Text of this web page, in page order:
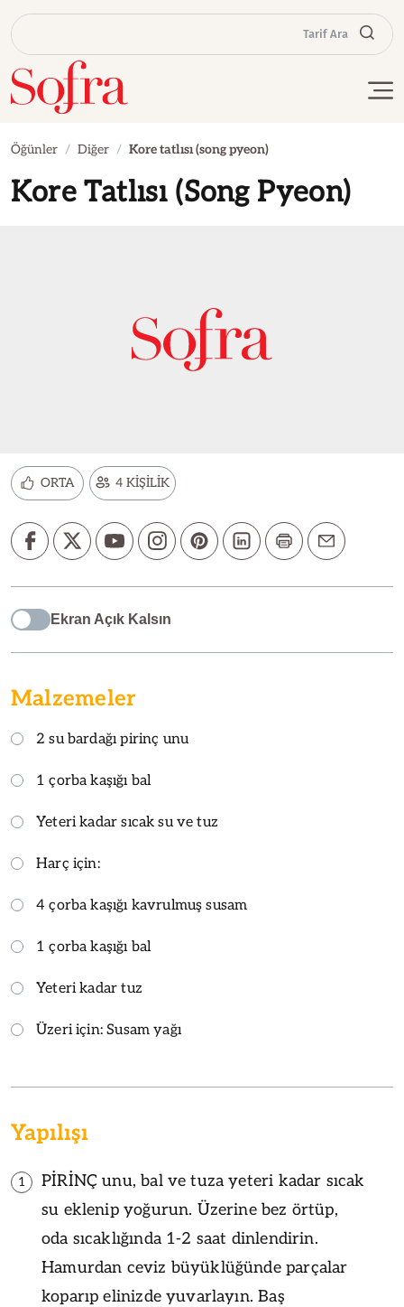
Tarif Ara
Öğünler Diğer Kore tatlısı (song pyeon)
Kore Tatlısı (Song Pyeon)
ORTA 4 KİŞİLİK
Ekran Açık Kalsın
Malzemeler
2 su bardağı pirinç unu
1 çorba kaşığı bal
Yeteri kadar sıcak su ve tuz
Harç için:
4 çorba kaşığı kavrulmuş susam
1 çorba kaşığı bal
Yeteri kadar tuz
Üzeri için: Susam yağı
Yapılışı
1
PİRİNÇ unu, bal ve tuza yeteri kadar sıcak
su eklenip yoğurun. Üzerine bez örtüp,
oda sıcaklığında 1-2 saat dinlendirin.
Hamurdan ceviz büyüklüğünde parçalar
koparıp elinizde yuvarlayın. Baş